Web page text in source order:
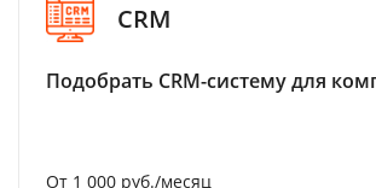
CRM
Подобрать CRM-систему для
От 1 000 руб./месяц